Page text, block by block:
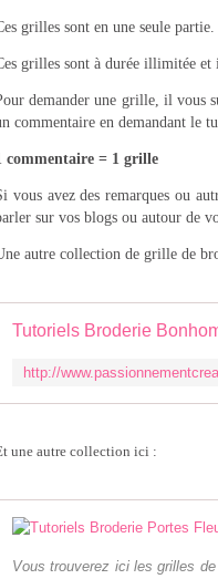
grilles sont en une seule partie.
grilles sont à durée illimitée
demander une grille, il vous
commentaire en demandant le
commentaire = 1 grille
vous avez des remarques ou
sur vos blogs ou autour de
autre collection de grille de
une autre collection ici :
Vous trouverez ici les grilles